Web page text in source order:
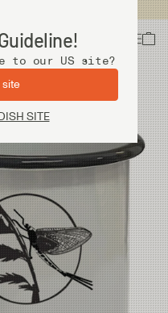
to our US site?
site
SITE